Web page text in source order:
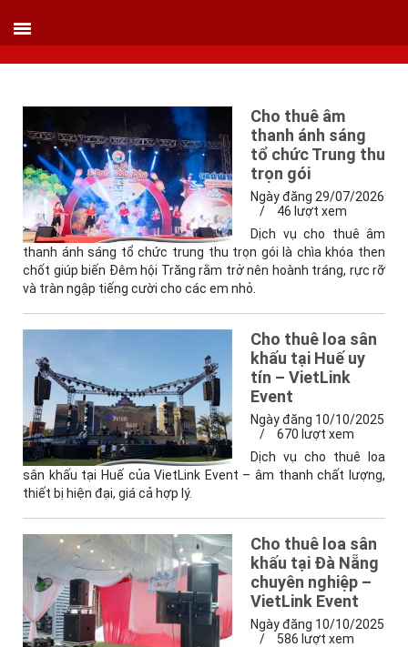
Email: info@vietlinktour.com / sales@vietlinktour.com
http://www.vietlinktour.com / http://vietlinkevent.com
Cho thuê âm
thanh ánh sáng
tổ chức Trung thu
trọn gói
Ngày đăng 29/07/2026
/
46 lượt xem
Dịch vụ cho thuê âm
thanh ánh sáng tổ chức trung thu trọn gói là chìa khóa then
chốt giúp biến Đêm hội Trăng rằm trở nên hoành tráng, rực rỡ
và tràn ngập tiếng cười cho các em nhỏ.
Cho thuê loa sân
khấu tại Huế uy
tín – VietLink
Event
Ngày đăng 10/10/2025
/
670 lượt xem
Dịch vụ cho thuê loa
sân khấu tại Huế của VietLink Event – âm thanh chất lượng,
thiết bị hiện đại, giá cả hợp lý.
Cho thuê loa sân
khấu tại Đà Nẵng
chuyên nghiệp –
VietLink Event
Ngày đăng 10/10/2025
/
586 lượt xem